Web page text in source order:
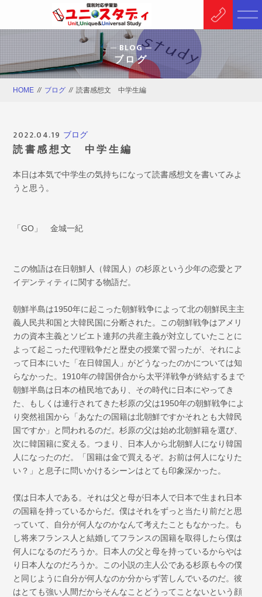
BLOG
ブログ
HOME // ブログ // 読書感想文 中学生編
2022.04.19 ブログ
読書感想文 中学生編
本日は本気で中学生の気持ちになって読書感想文を書いてみよ
うと思う。
「GO」 金城一紀
この物語は在日朝鮮人（韓国人）の杉原という少年の恋愛とア
イデンティティに関する物語だ。
朝鮮半島は1950年に起こった朝鮮戦争によって北の朝鮮民主主
義人民共和国と大韓民国に分断された。この朝鮮戦争はアメリ
カの資本主義とソビエト連邦の共産主義が対立していたことに
よって起こった代理戦争だと歴史の授業で習ったが、それによ
って日本にいた「在日韓国人」がどうなったのかについては知
らなかった。1910年の韓国併合から太平洋戦争が終結するまで
朝鮮半島は日本の植民地であり、その時代に日本にやってき
た、もしくは連行されてきた杉原の父は1950年の朝鮮戦争によ
り突然祖国から「あなたの国籍は北朝鮮ですかそれとも大韓民
国ですか」と問われるのだ。杉原の父は始め北朝鮮籍を選び、
次に韓国籍に変える。つまり、日本人から北朝鮮人になり韓国
人になったのだ。「国籍は金で買えるぞ。お前は何人になりた
い？」と息子に問いかけるシーンはとても印象深かった。
僕は日本人である。それは父と母が日本人で日本で生まれ日本
の国籍を持っているからだ。僕はそれをずっと当たり前だと思
っていて、自分が何人なのかなんて考えたこともなかった。も
し将来フランス人と結婚してフランスの国籍を取得したら僕は
何人になるのだろうか。日本人の父と母を持っているからやは
り日本人なのだろうか。この小説の主人公である杉原も今の僕
と同じように自分が何人なのか分からず苦しんでいるのだ。彼
はとても強い人間だからそんなことどうってことないという顔